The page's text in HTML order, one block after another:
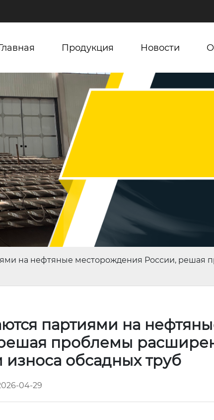
Продукция Новости
на нефтяные месторождения России, решая
партиями на
проблемы
обсадных труб
04-29